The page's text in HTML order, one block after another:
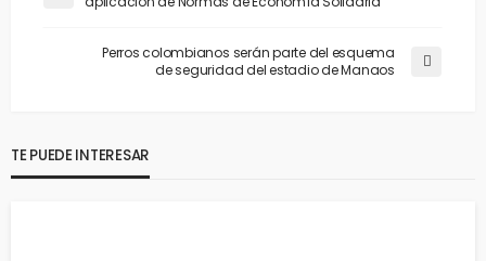
Perros colombianos serán parte del esquema
de seguridad del estadio de Manaos
TE PUEDE INTERESAR